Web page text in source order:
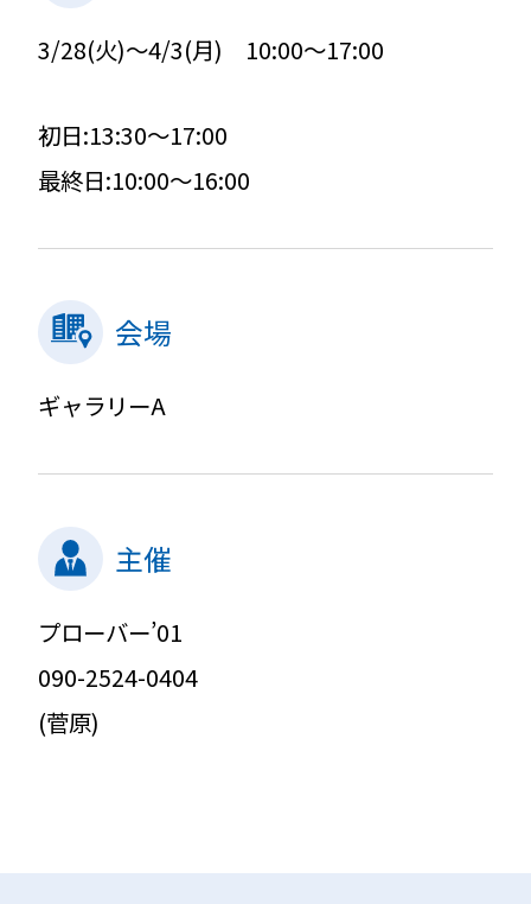
3/28(火)～4/3(月) 10:00～17:00
初日:13:30～17:00
最終日:10:00～16:00
会場
ギャラリーA
主催
プローバー’01
090-2524-0404
(菅原)